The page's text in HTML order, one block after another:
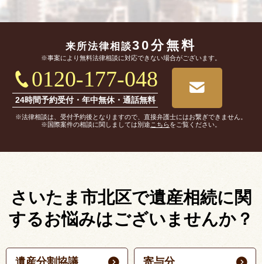
来所法律相談30分無料
※事案により無料法律相談に対応できない場合がございます。
0120-177-048
24時間予約受付・年中無休・通話無料
※法律相談は、受付予約後となりますので、直接弁護士にはお繋ぎできません。
※国際案件の相談に関しましては別途 こちらをご覧ください。
さいたま市北区で遺産相続に関
するお悩みはございませんか？